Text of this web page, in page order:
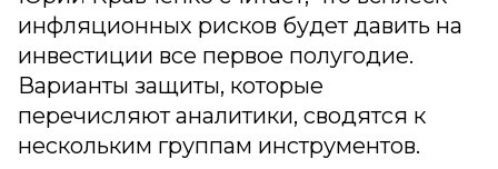
инфляционных рисков будет давить на
инвестиции все первое полугодие.
Варианты защиты, которые
перечисляют аналитики, сводятся к
нескольким группам инструментов.